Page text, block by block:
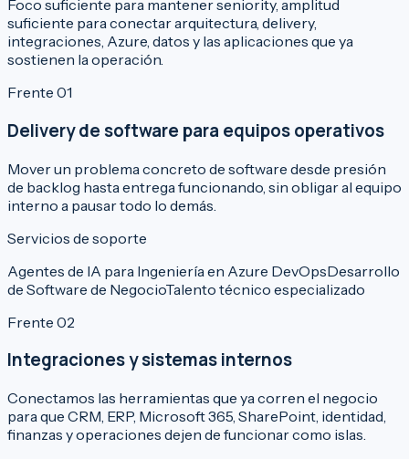
Foco suficiente para mantener seniority, amplitud
suficiente para conectar arquitectura, delivery,
integraciones, Azure, datos y las aplicaciones que ya
sostienen la operación.
Frente 01
Delivery de software para equipos operativos
Mover un problema concreto de software desde presión
de backlog hasta entrega funcionando, sin obligar al equipo
interno a pausar todo lo demás.
Servicios de soporte
Agentes de IA para Ingeniería en Azure DevOpsDesarrollo
de Software de NegocioTalento técnico especializado
Frente 02
Integraciones y sistemas internos
Conectamos las herramientas que ya corren el negocio
para que CRM, ERP, Microsoft 365, SharePoint, identidad,
finanzas y operaciones dejen de funcionar como islas.